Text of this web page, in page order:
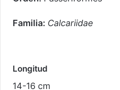
Familia: Calcariidae
Longitud
14-16 cm